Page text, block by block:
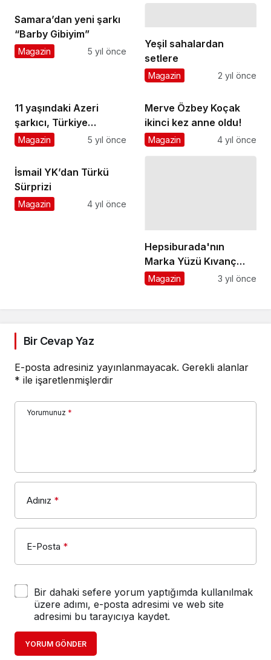
Samara’dan yeni şarkı
“Barby Gibiyim”
Magazin 5 yıl önce
Yeşil sahalardan
setlere
Magazin 2 yıl önce
11 yaşındaki Azeri
şarkıcı, Türkiye
yangınları için gözyaşı
Magazin 5 yıl önce
Merve Özbey Koçak
ikinci kez anne oldu!
Magazin 4 yıl önce
İsmail YK’dan Türkü
Sürprizi
Magazin 4 yıl önce
Hepsiburada'nın
Marka Yüzü Kıvanç
Tatlıtuğ Oldu!
Magazin 3 yıl önce
Bir Cevap Yaz
E-posta adresiniz yayınlanmayacak. Gerekli alanlar
* ile işaretlenmişlerdir
Yorumunuz *
Adınız *
E-Posta *
Bir dahaki sefere yorum yaptığımda kullanılmak
üzere adımı, e-posta adresimi ve web site
adresimi bu tarayıcıya kaydet.
YORUM GÖNDER